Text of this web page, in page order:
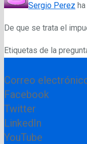
Sergio Perez
De que se trata el
Etiquetas de la
Correo
Facebook
Twitter
LinkedIn
YouTube